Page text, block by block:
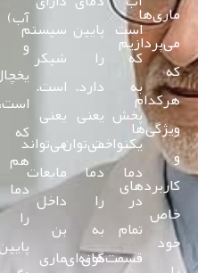
ماری‌ها
می‌پردازیم
که
هرکدام
ویژگی‌ها
و
کاربردهای
خاص
خود
است
که
به
پخش
یکنواخت
دما
در
تمام
قسمت‌های
پایین
را
دارد.
یعنی
می‌توان
دما
را
به
گونه‌ای
سیستم
شیکر
است.
یعنی
می‌تواند
مایعات
داخل
بن
ماری
آب)
و
است،
که
هم
دما
را